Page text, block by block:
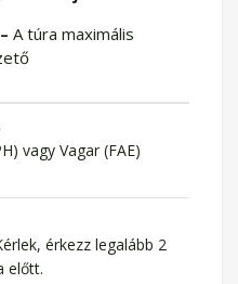
– A túra maximális
vagy Vagar (FAE)
érkezz legalább 2
előtt.